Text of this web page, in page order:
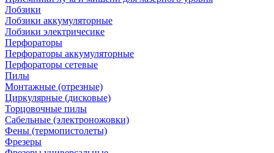
Лобзики
Лобзики аккумуляторные
Лобзики электричесике
Перфораторы
Перфораторы аккумуляторные
Перфораторы сетевые
Пилы
Монтажные (отрезные)
Циркулярные (дисковые)
Торцовочные пилы
Сабельные (электроножовки)
Фены (термопистолеты)
Фрезеры